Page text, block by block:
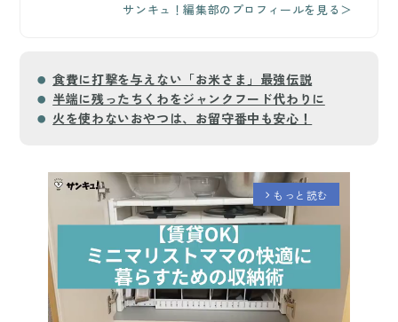
サンキュ！編集部のプロフィールを見る＞
食費に打撃を与えない「お米さま」最強伝説
半端に残ったちくわをジャンクフード代わりに
火を使わないおやつは、お留守番中も安心！
arrow_forward_ios もっと読む